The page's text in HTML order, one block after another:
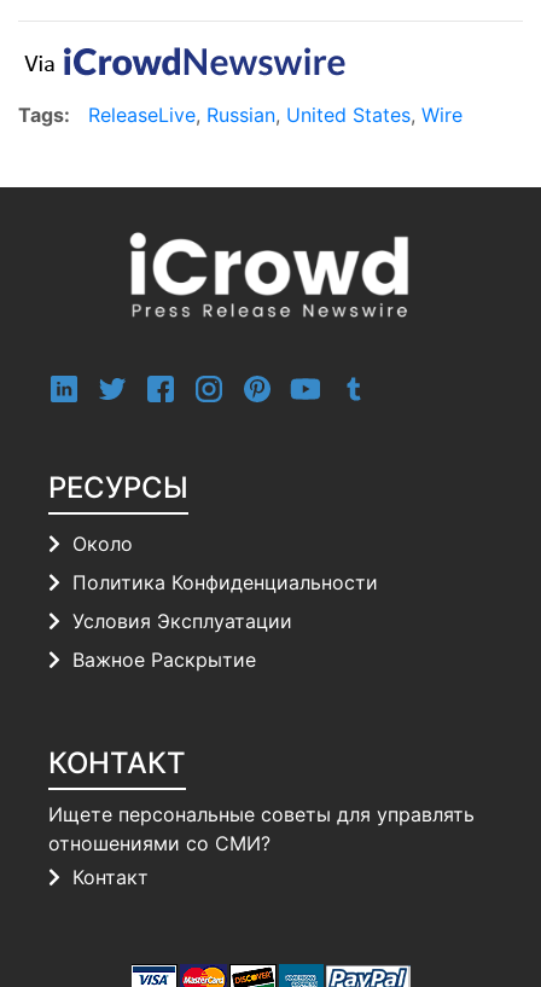
Tags: ReleaseLive, Russian, United States, Wire
РЕСУРСЫ
Около
Политика Конфиденциальности
Условия Эксплуатации
Важное Раскрытие
КОНТАКТ
Ищете персональные советы для управлять
отношениями со СМИ?
Контакт